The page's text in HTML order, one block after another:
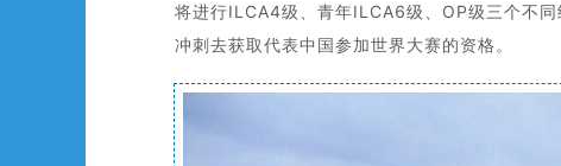
将进行ILCA4级、青年ILCA6级、OP级三个不
冲刺去获取代表中国参加世界大赛的资格。